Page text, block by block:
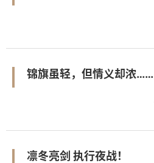
锦旗虽轻，但情义却浓……
凛冬亮剑 执行夜战！